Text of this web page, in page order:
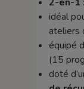
idéal
ateliers
équipé
(15
doté